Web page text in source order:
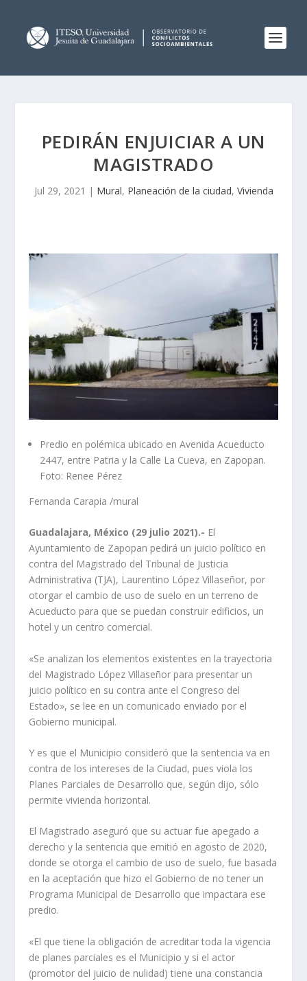
PEDIRÁN ENJUICIAR A UN
MAGISTRADO
Jul 29, 2021 | Mural, Planeación de la ciudad, Vivienda
Predio en polémica ubicado en Avenida Acueducto
2447, entre Patria y la Calle La Cueva, en Zapopan.
Foto: Renee Pérez
Fernanda Carapia /mural
Guadalajara, México (29 julio 2021).- El
Ayuntamiento de Zapopan pedirá un juicio político en
contra del Magistrado del Tribunal de Justicia
Administrativa (TJA), Laurentino López Villaseñor, por
otorgar el cambio de uso de suelo en un terreno de
Acueducto para que se puedan construir edificios, un
hotel y un centro comercial.
«Se analizan los elementos existentes en la trayectoria
del Magistrado López Villaseñor para presentar un
juicio político en su contra ante el Congreso del
Estado», se lee en un comunicado enviado por el
Gobierno municipal.
Y es que el Municipio consideró que la sentencia va en
contra de los intereses de la Ciudad, pues viola los
Planes Parciales de Desarrollo que, según dijo, sólo
permite vivienda horizontal.
El Magistrado aseguró que su actuar fue apegado a
derecho y la sentencia que emitió en agosto de 2020,
donde se otorga el cambio de uso de suelo, fue basada
en la aceptación que hizo el Gobierno de no tener un
Programa Municipal de Desarrollo que impactara ese
predio.
«El que tiene la obligación de acreditar toda la vigencia
de planes parciales es el Municipio y si el actor
(promotor del juicio de nulidad) tiene una constancia